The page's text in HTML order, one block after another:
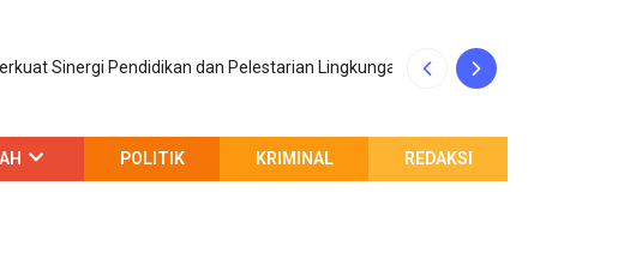
Sinergi Pendidikan dan Pelestarian Lingkungan
POLITIK KRIMINAL REDAKSI